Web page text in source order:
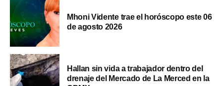
Mhoni Vidente trae el horóscopo este 06
de agosto 2026
Hallan sin vida a trabajador dentro del
drenaje del Mercado de La Merced en la